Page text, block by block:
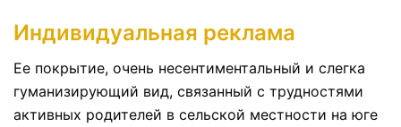
Индивидуальная реклама
Ее покрытие, очень несентиментальный и слегка
гуманизирующий вид, связанный с трудностями
активных родителей в сельской местности на юге